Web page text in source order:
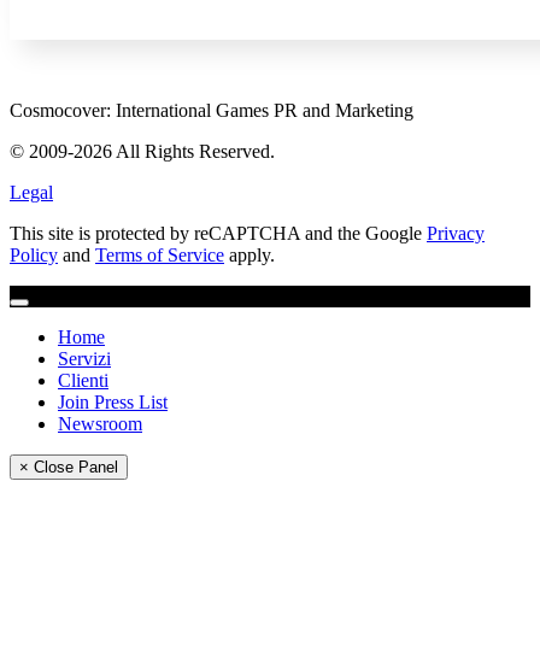
Cosmocover: International Games PR and Marketing
© 2009-2026 All Rights Reserved.
Legal
This site is protected by reCAPTCHA and the Google Privacy
Policy and Terms of Service apply.
Home
Servizi
Clienti
Join Press List
Newsroom
× Close Panel